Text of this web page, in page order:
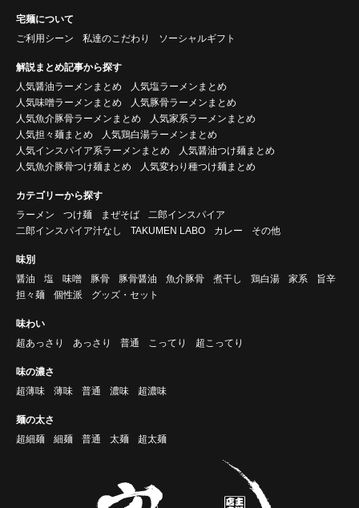
宅麺について
ご利用シーン
私達のこだわり ソーシャルギフト
解説まとめ記事から探す
人気醤油ラーメンまとめ
人気塩ラーメンまとめ
人気味噌ラーメンまとめ
人気豚骨ラーメンまとめ
人気魚介豚骨ラーメンまとめ
人気家系ラーメンまとめ
人気担々麺まとめ
人気鶏白湯ラーメンまとめ
人気インスパイア系ラーメンまとめ
人気醤油つけ麺まとめ
人気魚介豚骨つけ麺まとめ
人気変わり種つけ麺まとめ
カテゴリーから探す
ラーメン
つけ麺 まぜそば
二郎インスパイア
二郎インスパイア汁なし
TAKUMEN LABO カレー その他
味別
醤油
塩 味噌 豚骨 豚骨醤油 魚介豚骨 煮干し 鶏白湯 家系
旨辛
担々麺
個性派 グッズ・セット
味わい
超あっさり
あっさり 普通 こってり 超こってり
味の濃さ
超薄味
薄味 普通 濃味 超濃味
麺の太さ
超細麺
細麺 普通 太麺 超太麺